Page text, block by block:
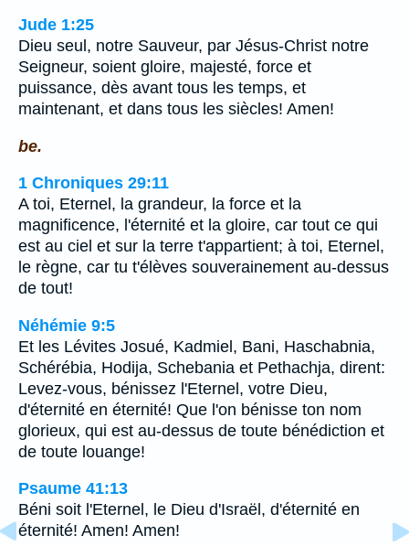
Jude 1:25
Dieu seul, notre Sauveur, par Jésus-Christ notre
Seigneur, soient gloire, majesté, force et
puissance, dès avant tous les temps, et
maintenant, et dans tous les siècles! Amen!
be.
1 Chroniques 29:11
A toi, Eternel, la grandeur, la force et la
magnificence, l'éternité et la gloire, car tout ce qui
est au ciel et sur la terre t'appartient; à toi, Eternel,
le règne, car tu t'élèves souverainement au-dessus
de tout!
Néhémie 9:5
Et les Lévites Josué, Kadmiel, Bani, Haschabnia,
Schérébia, Hodija, Schebania et Pethachja, dirent:
Levez-vous, bénissez l'Eternel, votre Dieu,
d'éternité en éternité! Que l'on bénisse ton nom
glorieux, qui est au-dessus de toute bénédiction et
de toute louange!
Psaume 41:13
Béni soit l'Eternel, le Dieu d'Israël, d'éternité en
éternité! Amen! Amen!